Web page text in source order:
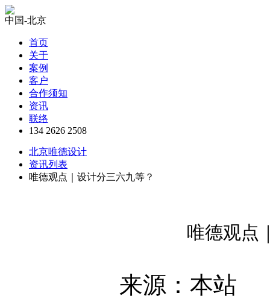
中国-北京
首页
关于
案例
客户
合作须知
资讯
联络
134 2626 2508
北京唯德设计
资讯列表
唯德观点｜设计分三六九等？
唯德观点
来源：本站